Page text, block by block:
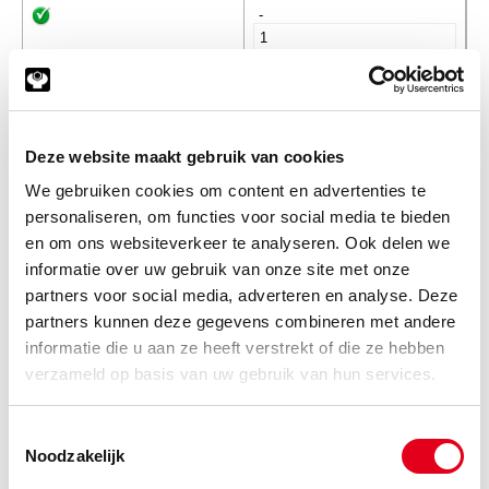
Deze website maakt gebruik van cookies
We gebruiken cookies om content en advertenties te
personaliseren, om functies voor social media te bieden
en om ons websiteverkeer te analyseren. Ook delen we
informatie over uw gebruik van onze site met onze
partners voor social media, adverteren en analyse. Deze
partners kunnen deze gegevens combineren met andere
informatie die u aan ze heeft verstrekt of die ze hebben
verzameld op basis van uw gebruik van hun services.
Noodzakelijk
-
SKF125 SKF Cilinderlager NJ. 215 ECP
-
SKF138 SKF Cilinderlager NJ. 216 ECP
Info Stuks